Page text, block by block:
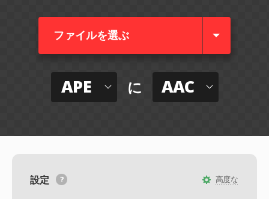
ファイルを選ぶ
APE に AAC
高度な
設定